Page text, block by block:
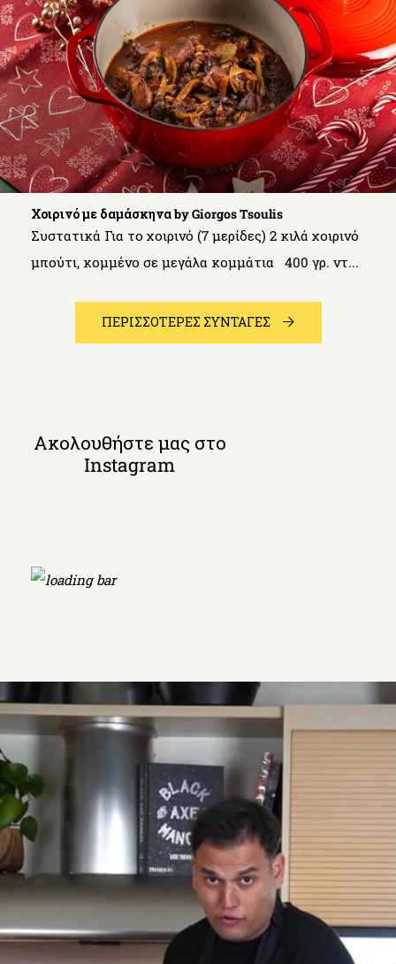
Χοιρινό με δαμάσκηνα by Giorgos Tsoulis
Συστατικά Για το χοιρινό (7 μερίδες) 2 κιλά χοιρινό
μπούτι, κομμένο σε μεγάλα κομμάτια 400 γρ. ντ...
ΠΕΡΙΣΣΟΤΕΡΕΣ ΣΥΝΤΑΓΕΣ
Ακολουθήστε μας στο
Instagram